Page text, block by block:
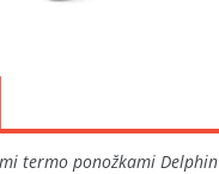
termo ponožkami